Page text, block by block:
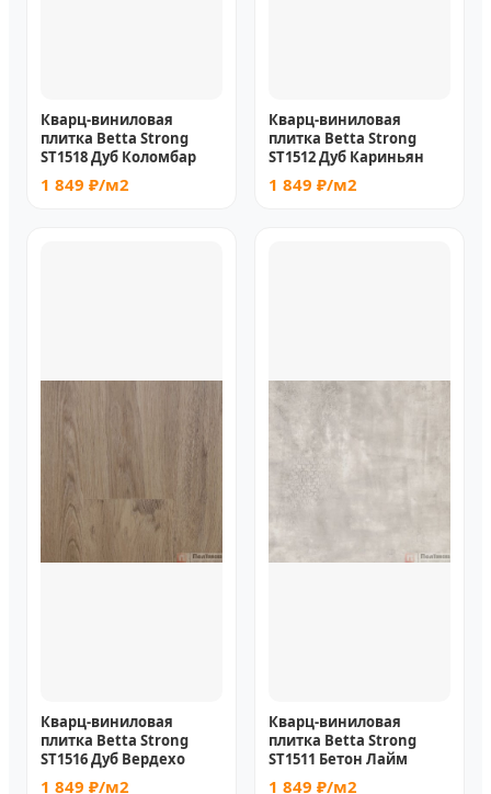
Кварц-виниловая
плитка Betta Strong
ST1518 Дуб Коломбар
1 849 ₽/м2
Кварц-виниловая
плитка Betta Strong
ST1512 Дуб Кариньян
1 849 ₽/м2
Кварц-виниловая
плитка Betta Strong
ST1516 Дуб Вердехо
1 849 ₽/м2
Кварц-виниловая
плитка Betta Strong
ST1511 Бетон Лайм
1 849 ₽/м2